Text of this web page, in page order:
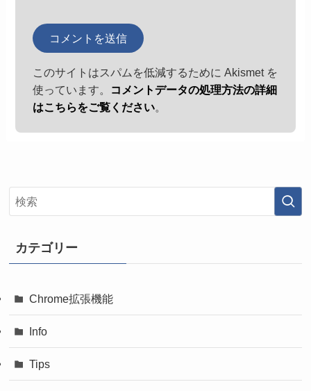
このサイトはスパムを低減するために Akismet を
使っています。
コメントデータの処理方法の詳細
はこちらをご覧ください。
カテゴリー
Chrome拡張機能
Info
Tips